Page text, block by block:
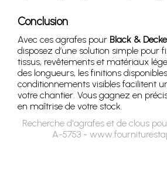
Conclusion
Avec ces agrafes pour Black &
disposez d’une solution simple pour
tissus, revêtements et matériaux
des longueurs, les finitions
conditionnements visibles facilitent
votre chantier. Vous gagnez en
en maîtrise de votre stock.
Recherche d'agrafes et de clous
A-5753 -